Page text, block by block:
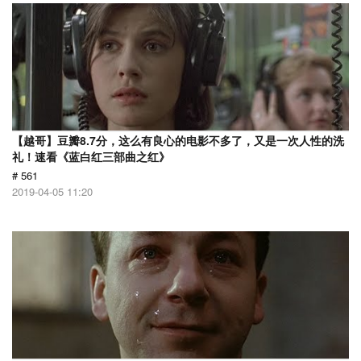
【越哥】豆瓣8.7分，这么有良心的电影不多了，又是一次人性的洗
礼！速看《蓝白红三部曲之红》
# 561
2019-04-05 11:20